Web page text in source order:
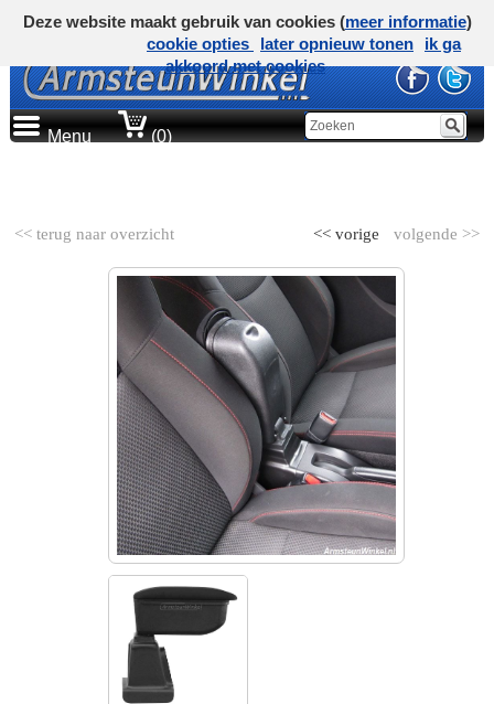
Menu (0)
<< terug naar overzicht volgende >>
<< vorige
Deze website maakt gebruik van cookies (meer informatie)
cookie opties
later opnieuw tonen
ik ga
akkoord met cookies